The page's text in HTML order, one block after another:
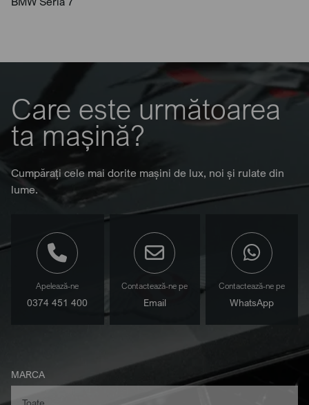
Care este următoarea
ta mașină?
Cumpărați cele mai dorite mașini de lux, noi și rulate din
lume.
Apelează-ne
0374 451 400
Contactează-ne pe
Email
Contactează-ne pe
WhatsApp
MARCA